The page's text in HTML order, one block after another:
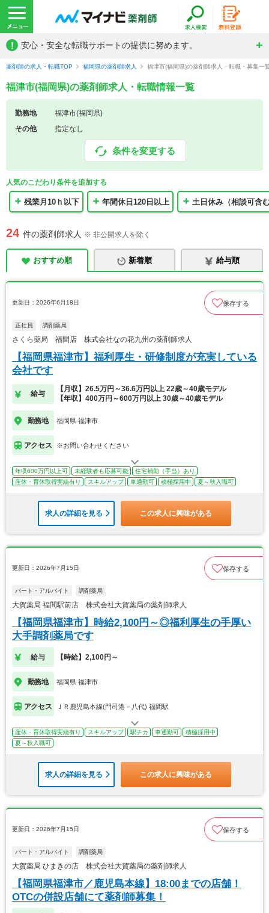
! 安心・安全な転職サポートの提供に努めます。
薬剤師の求人・転職TOP 福岡県の薬剤師求人 福津市(福岡県)の薬剤師求人・転職・募集一
福津市(福岡県)の薬剤師求人・転職情報一覧
勤務地
福津市(福岡県)
その他
指定なし
条件を変更する
人気のこだわり条件を追加する
残業月10ｈ以下 年間休日120日以上 土日休み（相談可含
24 件の薬剤師求人 ※ 非公開求人を除く
おすすめ順 新着順 給与順
更新日：2026年6月18日 保存する
正社員 調剤薬局
さくら薬局 福間店 株式会社なの花九州の薬剤師求人
【福岡県福津市】福利厚生・研修制度が充実している
会社です
給与
【月収】26.5万円～36.6万円以上 22歳～40歳モデル
【年収】400万円～600万円以上 30歳～40歳モデル
勤務地 福岡県 福津市
アクセス ※お問い合わせください
年収600万円以上可 未経験者も応募可能
住宅補助（手当）あり
産休・育休取得実績有り
スキルアップ 車通勤可 積極採用中 夏～秋入職可
求人の詳細を見る この求人に興味がある
更新日：2026年7月15日 保存する
パート・アルバイト 調剤薬局
大賀薬局 福間駅前店 株式会社大賀薬局の薬剤師求人
【福岡県福津市】時給2,100円～◎福利厚生の手厚い
大手調剤薬局です
給与 【時給】2,100円～
勤務地 福岡県 福津市
アクセス ＪＲ鹿児島本線(門司港－八代) 福間駅
産休・育休取得実績有り スキルアップ 駅チカ 車通勤可
積極採用中
夏～秋入職可
求人の詳細を見る この求人に興味がある
更新日：2026年7月15日 保存する
パート・アルバイト 調剤薬局
大賀薬局 ひまきの店 株式会社大賀薬局の薬剤師求人
【福岡県福津市／鹿児島本線】18:00までの店舗！
OTCの併設店舗にて薬剤師募集！